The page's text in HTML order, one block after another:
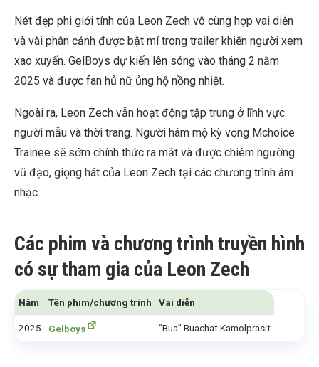
Nét đẹp phi giới tính của Leon Zech vô cùng hợp vai diễn
và vài phân cảnh được bật mí trong trailer khiến người xem
xao xuyến. GelBoys dự kiến lên sóng vào tháng 2 năm
2025 và được fan hủ nữ ủng hộ nồng nhiệt.
Ngoài ra, Leon Zech vẫn hoạt động tập trung ở lĩnh vực
người mẫu và thời trang. Người hâm mộ kỳ vọng Mchoice
Trainee sẽ sớm chính thức ra mắt và được chiêm ngưỡng
vũ đạo, giọng hát của Leon Zech tại các chương trình âm
nhạc.
Các phim và chương trình truyền hình
có sự tham gia của Leon Zech
Năm Tên phim/chương trình Vai diễn
2025 Gelboys “Bua” Buachat Kamolprasit